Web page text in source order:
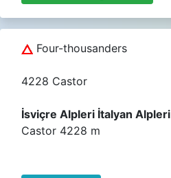
Four-thousanders
4228 Castor
İsviçre Alpleri İtalyan Alpleri
Castor 4228 m